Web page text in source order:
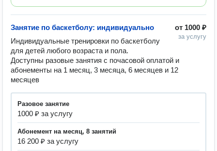
от 1000 ₽
за услугу
Занятие по баскетболу: индивидуально
Индивидуальные тренировки по баскетболу
для детей любого возраста и пола.
Доступны разовые занятия с почасовой оплатой и
абонементы на 1 месяц, 3 месяца, 6 месяцев и 12
месяцев
разовое занятие
1000 ₽ за услугу
абонемент на месяц, 8 занятий
16 200 ₽ за услугу